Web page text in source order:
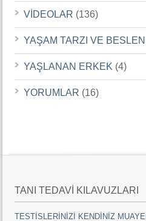
VİDEOLAR (136)
YAŞAM TARZI VE
YAŞLANAN ERKEK (4)
YORUMLAR (16)
TANI TEDAVİ KILAVUZLARI
TESTİSLERİNİZİ KENDİNİZ